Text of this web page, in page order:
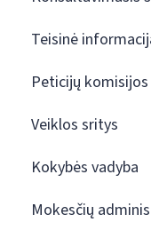
Teisinė
Peticijų
Veiklos sritys
Kokybės vadyba
Mokesčių